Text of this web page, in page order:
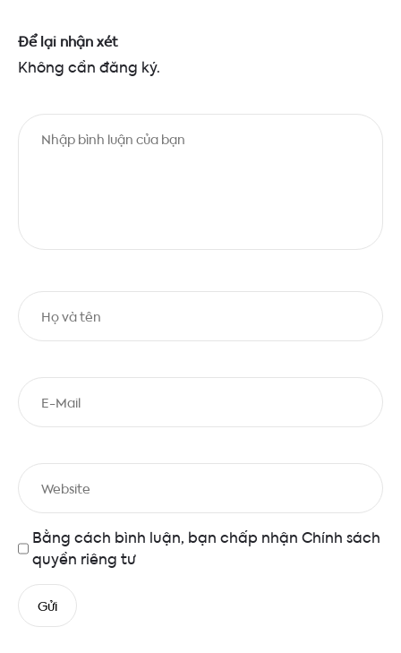
Để lại nhận xét
Không cần đăng ký.
Bằng cách bình luận, bạn chấp nhận Chính sách
quyền riêng tư